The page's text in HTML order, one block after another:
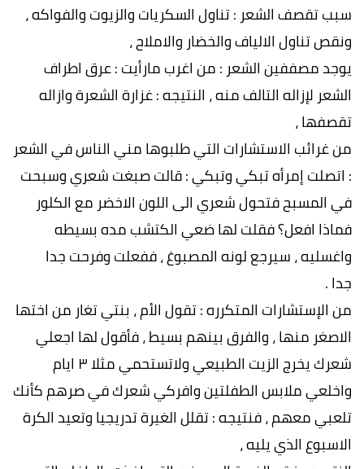
سبب تقصف الشعر : تناول السكريات والزيوت والفواكه ،
ونقص تناول الالياف والخضار والاملاح ،
يوجد مصففين الشعر : من اغرب مارأيت : عرق اطراف
الشعر لإزاله التالف منه ، النتيجه : غزارة الشعرة وازاله
تقصفها ،
من غرائب الاستشارات التي طلبوها مني الناس في الشعر
: اتصلت إمرأه تبكي وتبكي : قالت صبغت شعري وسبحت
في المسبح فتحول شعري الى اللون الاخضر مع الكلور
فماذا افعل؟ فقلت لها ضعي الكتشب مده بسيطه
واغسليه ، سيرجع لونه المصبوغ ، ففعلت وفرحت جدا
جدا .
من الإستشارات المتكرره : تقول الأم ، بنتي تغار من اختها
الاصغر منها ، والفرق بينهم بسيط ، فأقول لها اجعلي
شعرك يخرج الزيت الطبيعي ولاتستحمي مثلا ٣ ايام
واخلعي ملابس الطفلتين وافركي شعرك في صرهم كأنك
تلعبي معهم ، فنتيجه : تقلل الغيرة تدريجيا وتعيد الكرة
الاسبوع الذي يليه ،